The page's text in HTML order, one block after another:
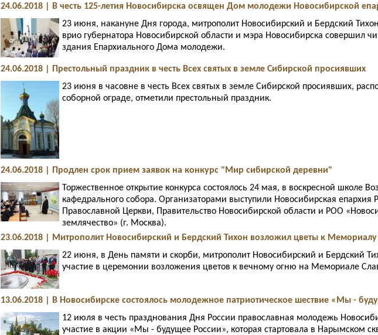
24.06.2018 | В честь 125-летия Новосибирска освящен Дом молодежи Новосибирской
23 июня, накануне Дня города, митрополит Новосибирский и Бердский Тихон
врио губернатора Новосибирской области и мэра Новосибирска совершил
здания Епархиального Дома молодежи.
24.06.2018 | Престольный праздник в честь Всех святых в земле Сибирской просиявших
23 июня в часовне в честь Всех святых в земле Сибирской просиявших,
соборной ограде, отметили престольный праздник.
24.06.2018 | Продлен срок прием заявок на конкурс "Мир сибирской деревни"
Торжественное открытие конкурса состоялось 24 мая, в воскресной школе
кафедрального собора. Организаторами выступили Новосибирская епархия
Православной Церкви, Правительство Новосибирской области и РОО
землячество» (г. Москва).
23.06.2018 | Митрополит Новосибирский и Бердский Тихон возложил цветы к
22 июня, в День памяти и скорби, митрополит Новосибирский и Бердский
участие в церемонии возложения цветов к вечному огню на Мемориале
13.06.2018 | В Новосибирске состоялось молодежное патриотическое шествие «Мы -
12 июля в честь празднования Дня России православная молодежь
участие в акции «Мы - будущее России», которая стартовала в Нарымском